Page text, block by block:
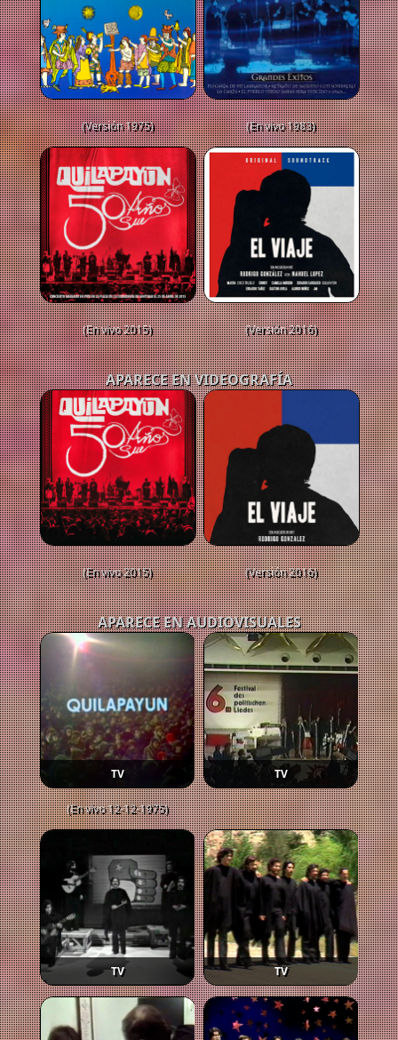
(Versión 1975) (En vivo 1983)
(En vivo 2015) (Versión 2016)
APARECE EN VIDEOGRAFÍA
(En vivo 2015) (Versión 2016)
APARECE EN AUDIOVISUALES
TV
(En vivo 12-12-1975)
TV
TV TV